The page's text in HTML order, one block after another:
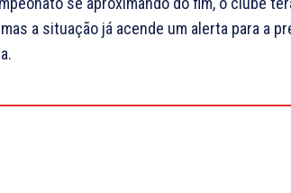
a situação já acende um alerta para a